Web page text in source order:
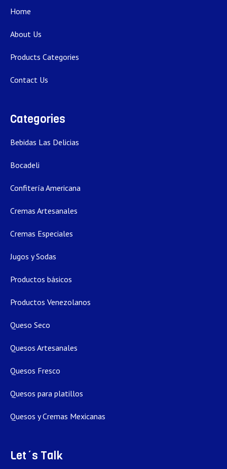
Home
About Us
Products Categories
Contact Us
Categories
Bebidas Las Delicias
Bocadeli
Confitería Americana
Cremas Artesanales
Cremas Especiales
Jugos y Sodas
Productos básicos
Productos Venezolanos
Queso Seco
Quesos Artesanales
Quesos Fresco
Quesos para platillos
Quesos y Cremas Mexicanas
Let´s Talk